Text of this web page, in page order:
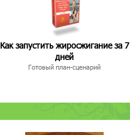
Как запустить жиросжигание за 7
дней
Готовый план-сценарий